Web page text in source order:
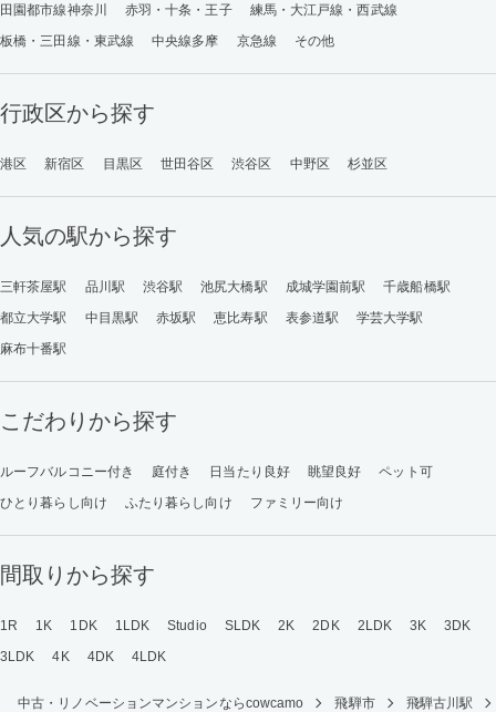
田園都市線神奈川
赤羽・十条・王子
練馬・大江戸線・西武線
板橋・三田線・東武線
中央線多摩 京急線 その他
行政区から探す
港区 新宿区 目黒区 世田谷区 渋谷区 中野区 杉並区
人気の駅から探す
三軒茶屋駅 品川駅 渋谷駅 池尻大橋駅 成城学園前駅
千歳船橋駅
都立大学駅
中目黒駅 赤坂駅 恵比寿駅 表参道駅
学芸大学駅
麻布十番駅
こだわりから探す
ルーフバルコニー付き 庭付き 日当たり良好 眺望良好
ペット可
ひとり暮らし向け
ふたり暮らし向け ファミリー向け
間取りから探す
1R 1K 1DK 1LDK Studio SLDK 2K 2DK 2LDK 3K
3DK
3LDK
4K 4DK 4LDK
中古・リノベーションマンションならcowcamo 飛騨市 飛騨古川駅